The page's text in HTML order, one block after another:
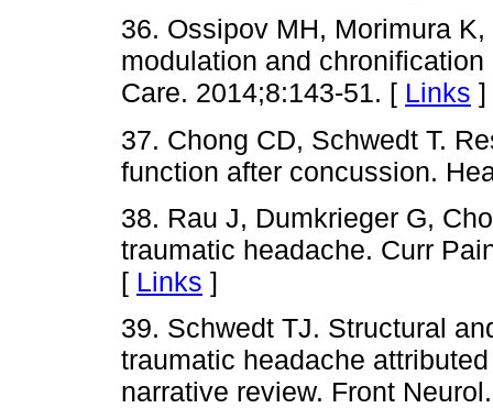
36. Ossipov MH, Morimura
modulation and
Care. 2014;8:143-51. [ Links ]
37. Chong CD, Schwedt T.
function after concussion.
38. Rau J, Dumkrieger G,
traumatic headache. Curr
[ Links ]
39. Schwedt TJ. Structural
traumatic headache
narrative review. Front